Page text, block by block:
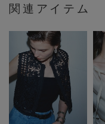
関連アイテム